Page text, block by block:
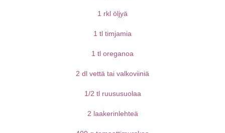
1 rkl öljyä
1 tl timjamia
1 tl oreganoa
2 dl vettä tai valkoviiniä
1/2 tl ruususuolaa
2 laakerinlehteä